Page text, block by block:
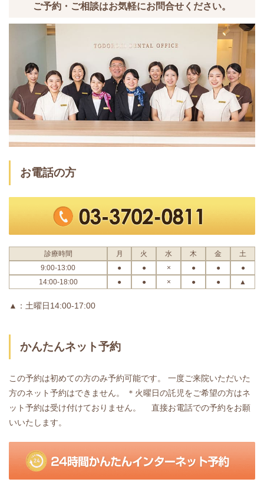
ご予約・ご相談はお気軽にお問合せください。
お電話の方
診療時間 月 火 水 木 金
土
9:00-13:00
● ● × ● ●
●
14:00-18:00
● ● × ● ● ▲
▲：土曜日14:00-17:00
かんたんネット予約
この予約は初めての方のみ予約可能です。 一度ご来院いただいた
方のネット予約はできません。
＊火曜日の託児をご希望の方はネ
ット予約は受け付けておりません。 直接お電話での予約をお願
いいたします。